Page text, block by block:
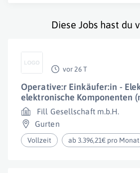
Diese Jobs hast du
vor 26 T
Operative:r Einkäufer:in -
elektronische Komponenten
Fill Gesellschaft m.b.H.
Gurten
Vollzeit ab 3.396,21€ pro Monat